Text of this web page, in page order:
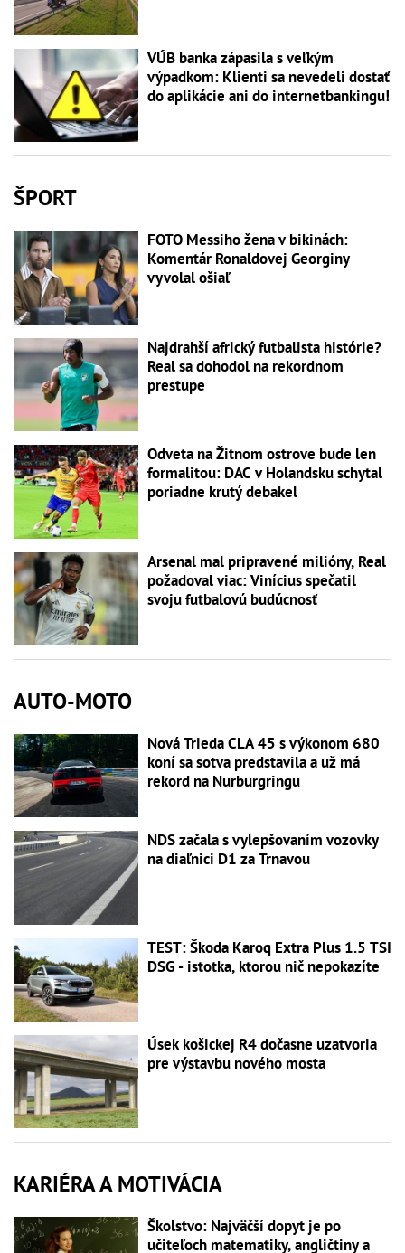
VÚB banka zápasila s veľkým
výpadkom: Klienti sa nevedeli dostať
do aplikácie ani do internetbankingu!
ŠPORT
FOTO Messiho žena v bikinách:
Komentár Ronaldovej Georginy
vyvolal ošiaľ
Najdrahší africký futbalista histórie?
Real sa dohodol na rekordnom
prestupe
Odveta na Žitnom ostrove bude len
formalitou: DAC v Holandsku schytal
poriadne krutý debakel
Arsenal mal pripravené milióny, Real
požadoval viac: Vinícius spečatil
svoju futbalovú budúcnosť
AUTO-MOTO
Nová Trieda CLA 45 s výkonom 680
koní sa sotva predstavila a už má
rekord na Nurburgringu
NDS začala s vylepšovaním vozovky
na diaľnici D1 za Trnavou
TEST: Škoda Karoq Extra Plus 1.5 TSI
DSG - istotka, ktorou nič nepokazíte
Úsek košickej R4 dočasne uzatvoria
pre výstavbu nového mosta
KARIÉRA A MOTIVÁCIA
Školstvo: Najväčší dopyt je po
učiteľoch matematiky, angličtiny a